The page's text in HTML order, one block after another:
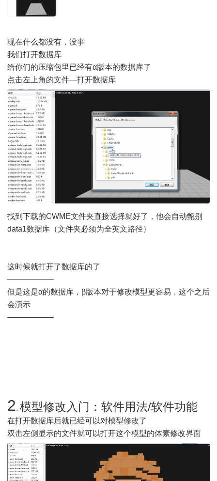
现在什么都没有，没事
我们打开数据库
给你们的压缩包里已经有α版本的数据库了
点击左上角的文件—打开数据库
找到下载的CWME文件夹直接选择就好了，他会自动甄别
data1数据库（文件夹必须为全英文路径）
这时候就打开了数据库的了
——————
但是这是α的数据库，β版本对于修改模型更容易，这个之后
会演示
——————
2. 模型修改入门：软件用法/软件功能
在打开数据库后就已经可以对模型修改了
双击左侧显示的文件就可以打开这个模型的体素修改界面